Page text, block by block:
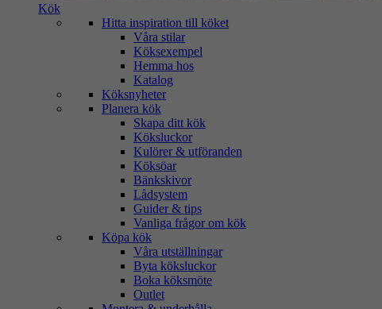
Kök
Hitta inspiration till köket
Våra stilar
Köksexempel
Hemma hos
Katalog
Köksnyheter
Planera kök
Skapa ditt kök
Köksluckor
Kulörer & utföranden
Köksöar
Bänkskivor
Lådsystem
Guider & tips
Vanliga frågor om kök
Köpa kök
Våra utställningar
Byta köksluckor
Boka köksmöte
Outlet